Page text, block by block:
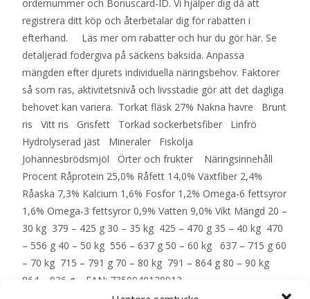
ordernummer och Bonuscard-ID. Vi hjälper dig då att
registrera ditt köp och återbetalar dig för rabatten i
efterhand. Läs mer om rabatter och hur du gör här. Se
detaljerad fodergiva på säckens baksida. Anpassa
mängden efter djurets individuella näringsbehov. Faktorer
så som ras, aktivitetsnivå och livsstadie gör att det dagliga
behovet kan variera. Torkat fläsk 27% Nakna havre Brunt
ris Vitt ris Grisfett Torkad sockerbetsfiber Linfrö
Hydrolyserad jäst Mineraler Fiskolja
Johannesbrödsmjöl Örter och frukter Näringsinnehåll
Procent Råprotein 25,0% Råfett 14,0% Växtfiber 2,4%
Råaska 7,3% Kalcium 1,6% Fosfor 1,2% Omega-6 fettsyror
1,6% Omega-3 fettsyror 0,9% Vatten 9,0% Vikt Mängd 20 –
30 kg 379 – 425 g 30 – 35 kg 425 – 470 g 35 – 40 kg 470
– 556 g 40 – 50 kg 556 – 637 g 50 – 60 kg 637 – 715 g 60
– 70 kg 715 – 791 g 70 – 80 kg 791 – 864 g 80 – 90 kg
864 – 936 g – EAN: 7350040129913